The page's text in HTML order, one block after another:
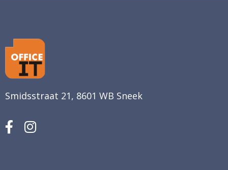
Smidsstraat 21, 8601 WB Sneek